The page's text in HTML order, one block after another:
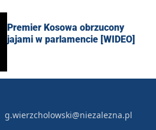
Premier Kosowa obrzucony
jajami w parlamencie [WIDEO]
g.wierzcholowski@niezalezna.pl